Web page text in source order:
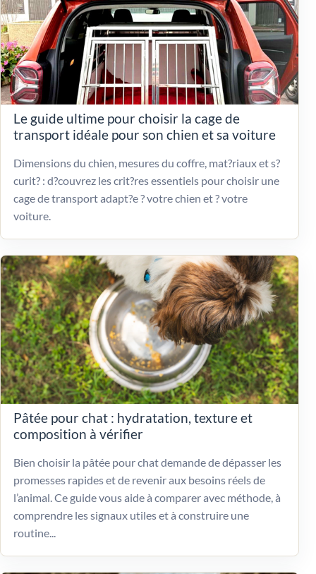
Le guide ultime pour choisir la cage de
transport idéale pour son chien et sa voiture
Dimensions du chien, mesures du coffre, mat?riaux et s?
curit? : d?couvrez les crit?res essentiels pour choisir une
cage de transport adapt?e ? votre chien et ? votre
voiture.
Pâtée pour chat : hydratation, texture et
composition à vérifier
Bien choisir la pâtée pour chat demande de dépasser les
promesses rapides et de revenir aux besoins réels de
l’animal. Ce guide vous aide à comparer avec méthode, à
comprendre les signaux utiles et à construire une
routine...